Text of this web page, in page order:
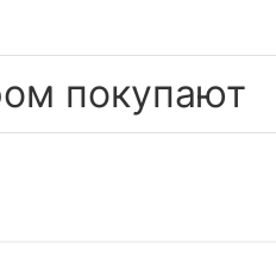
покупают